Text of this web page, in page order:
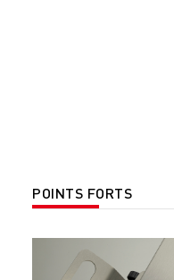
POINTS FORTS